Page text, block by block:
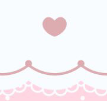
【1ヶ月/乱視用】 トリカ
ン、乱視カラコン、格安乱
【1ヶ月/乱視用】 トリカ
ン、乱視カラコン、格安乱
視カラコン、遠視用カラ